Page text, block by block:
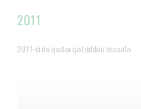
2011
2011-ci ilə qədər qət edilən məsafə